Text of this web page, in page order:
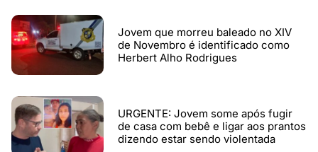
Jovem que morreu baleado no XIV
de Novembro é identificado como
Herbert Alho Rodrigues
URGENTE: Jovem some após fugir
de casa com bebê e ligar aos prantos
dizendo estar sendo violentada